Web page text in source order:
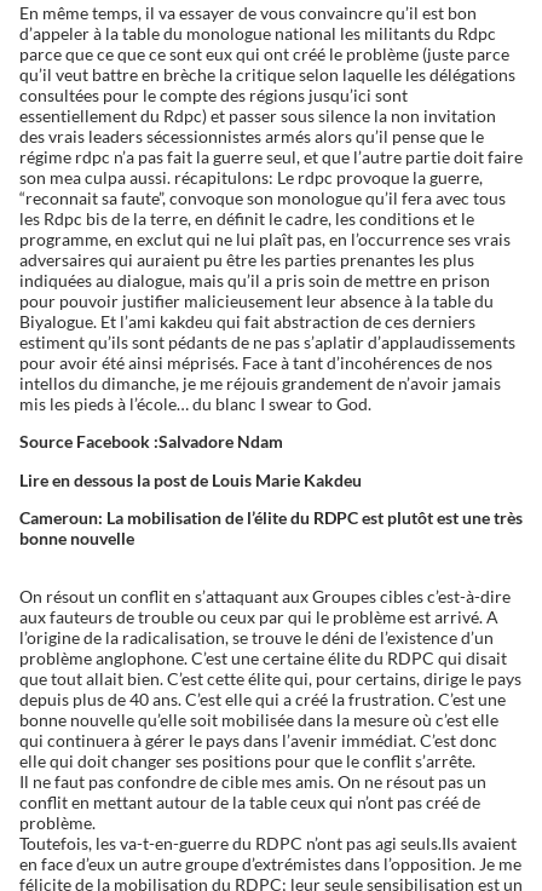
En même temps, il va essayer de vous convaincre qu’il est bon
d’appeler à la table du monologue national les militants du Rdpc
parce que ce que ce sont eux qui ont créé le problème (juste parce
qu’il veut battre en brèche la critique selon laquelle les délégations
consultées pour le compte des régions jusqu’ici sont
essentiellement du Rdpc) et passer sous silence la non invitation
des vrais leaders sécessionnistes armés alors qu’il pense que le
régime rdpc n’a pas fait la guerre seul, et que l’autre partie doit faire
son mea culpa aussi. récapitulons: Le rdpc provoque la guerre,
“reconnait sa faute”, convoque son monologue qu’il fera avec tous
les Rdpc bis de la terre, en définit le cadre, les conditions et le
programme, en exclut qui ne lui plaît pas, en l’occurrence ses vrais
adversaires qui auraient pu être les parties prenantes les plus
indiquées au dialogue, mais qu’il a pris soin de mettre en prison
pour pouvoir justifier malicieusement leur absence à la table du
Biyalogue. Et l’ami kakdeu qui fait abstraction de ces derniers
estiment qu’ils sont pédants de ne pas s’aplatir d’applaudissements
pour avoir été ainsi méprisés. Face à tant d’incohérences de nos
intellos du dimanche, je me réjouis grandement de n’avoir jamais
mis les pieds à l’école… du blanc I swear to God.
Source Facebook :Salvadore Ndam
Lire en dessous la post de Louis Marie Kakdeu
Cameroun: La mobilisation de l’élite du RDPC est plutôt est une très
bonne nouvelle
On résout un conflit en s’attaquant aux Groupes cibles c’est-à-dire
aux fauteurs de trouble ou ceux par qui le problème est arrivé. A
l’origine de la radicalisation, se trouve le déni de l’existence d’un
problème anglophone. C’est une certaine élite du RDPC qui disait
que tout allait bien. C’est cette élite qui, pour certains, dirige le pays
depuis plus de 40 ans. C’est elle qui a créé la frustration. C’est une
bonne nouvelle qu’elle soit mobilisée dans la mesure où c’est elle
qui continuera à gérer le pays dans l’avenir immédiat. C’est donc
elle qui doit changer ses positions pour que le conflit s’arrête.
Il ne faut pas confondre de cible mes amis. On ne résout pas un
conflit en mettant autour de la table ceux qui n’ont pas créé de
problème.
Toutefois, les va-t-en-guerre du RDPC n’ont pas agi seuls.Ils avaient
en face d’eux un autre groupe d’extrémistes dans l’opposition. Je me
félicite de la mobilisation du RDPC; leur seule sensibilisation est un